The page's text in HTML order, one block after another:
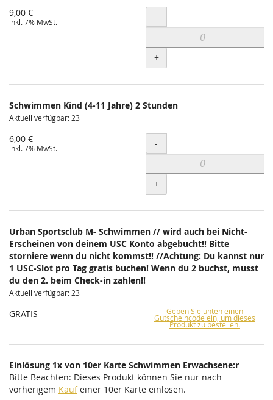
9,00 €
inkl. 7% MwSt. Menge
-
+
Schwimmen Kind (4-11 Jahre) 2 Stunden
Aktuell verfügbar: 23
6,00 €
inkl. 7% MwSt. Menge
-
+
Urban Sportsclub M- Schwimmen // wird auch bei Nicht-
Erscheinen von deinem USC Konto abgebucht!! Bitte
storniere wenn du nicht kommst!! //Achtung: Du kannst nur
1 USC-Slot pro Tag gratis buchen! Wenn du 2 buchst, musst
du den 2. beim Check-in zahlen!!
Aktuell verfügbar: 23
GRATIS Geben Sie unten einen
Gutscheincode ein, um dieses
Produkt zu bestellen.
Einlösung 1x von 10er Karte Schwimmen Erwachsene:r
Bitte Beachten: Dieses Produkt können Sie nur nach
vorherigem Kaufeiner 10er Karte einlösen.